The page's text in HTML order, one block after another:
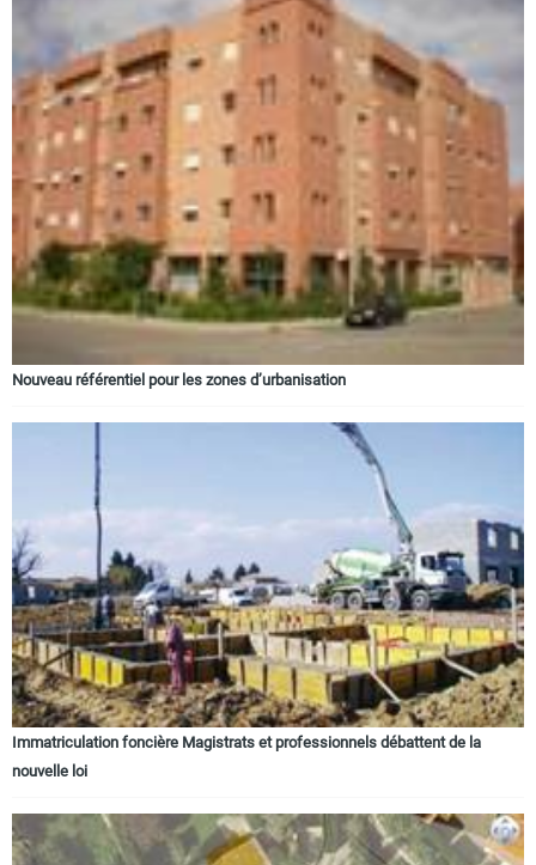
Nouveau référentiel pour les zones d’urbanisation
Immatriculation foncière Magistrats et professionnels débattent de la
nouvelle loi